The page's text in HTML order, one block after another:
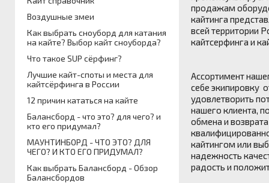
Воздушные змеи
Как выбрать сноуборд для катания
на кайте? Выбор кайт сноуборда?
Что такое SUP сёрфинг?
Лучшие кайт-споты и места для
кайтсёрфинга в России
12 причин кататься на кайте
Балансборд - что это? для чего? и
кто его придумал?
МАУНТИНБОРД - ЧТО ЭТО? ДЛЯ
ЧЕГО? И КТО ЕГО ПРИДУМАЛ?
Как выбрать Балансборд - Обзор
Балансбордов
продажам
кайтинга
всей территории
кайтсерфинга и
Ассортимент
себе экипировку
удовлетворить
нашего клиента,
обмена и
кайтингом или
надежность
радость и